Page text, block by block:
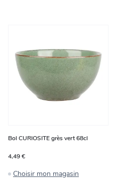
Bol CURIOSITE grès vert 68cl
4,49 €
Choisir mon magasin